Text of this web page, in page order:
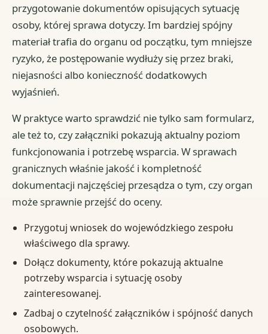
przygotowanie dokumentów opisujących sytuację
osoby, której sprawa dotyczy. Im bardziej spójny
materiał trafia do organu od początku, tym mniejsze
ryzyko, że postępowanie wydłuży się przez braki,
niejasności albo konieczność dodatkowych
wyjaśnień.
W praktyce warto sprawdzić nie tylko sam formularz,
ale też to, czy załączniki pokazują aktualny poziom
funkcjonowania i potrzebę wsparcia. W sprawach
granicznych właśnie jakość i kompletność
dokumentacji najczęściej przesądza o tym, czy organ
może sprawnie przejść do oceny.
Przygotuj wniosek do wojewódzkiego zespołu
właściwego dla sprawy.
Dołącz dokumenty, które pokazują aktualne
potrzeby wsparcia i sytuację osoby
zainteresowanej.
Zadbaj o czytelność załączników i spójność danych
osobowych.